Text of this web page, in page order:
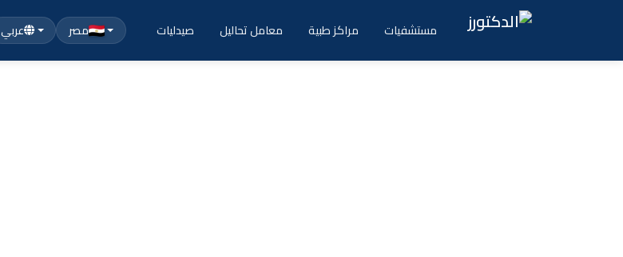
مستشفيات مراكز طبية معامل تحاليل صيدليات عربي مصر